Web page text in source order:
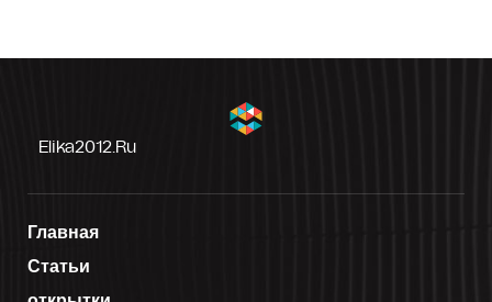
Elika2012.ru
Главная
Статьи